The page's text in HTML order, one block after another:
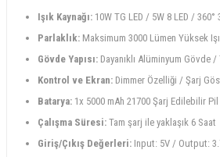
Işık Kaynağı: 10W TG LED / 5W 8 LED / 360°
Parlaklık: Maksimum 3000 Lümen Yüksek
Gövde Yapısı: Dayanıklı Alüminyum Gövde
Kontrol ve Ekran: Dimmer Özelliği / Şarj
Batarya: 1x 5000 mAh 21700 Şarj Edilebilir Pil
Çalışma Süresi: Tam şarj ile yaklaşık 6 Saat
Giriş/Çıkış Değerleri: Input: 5V / Output: